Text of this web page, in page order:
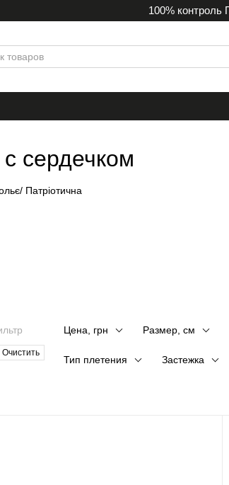
100%
сердечком
Очистить
Цена, грн Размер, см
Тип плетения Застежка